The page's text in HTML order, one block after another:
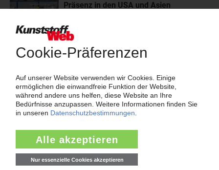
Präsenz in den USA und Asien
Automobilzulieferer OPmobility – die frühere
Plastic Omnium – seine regionale
Diversifizierung vorantreiben. Im US-Bundesstaat Ohio errichtet
Hexpol: Elastomer-Spezialist kauft den
PVC-Compoundeur Vipa
Mit der Übernahme der Vipa Group baut Hexpol
mit Compounds für die Kabelindustrie aus. Der
Abschluss der Transaktion werde noch für das laufende dritte
Quartal 2026 erwartet, teilt der...07.08.2026